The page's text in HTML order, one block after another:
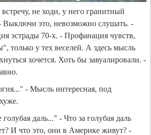
не ходи, у него гранитный
Выключи это, невозможно слушать. -
эстрады 70-х. - Профанация чувств,
только у тех веселей. А здесь мысль
хочется. Хоть бы завуалировали. -
- Мысль интересная, под
даль..." - Что за голубая даль
И что это, они в Америке живут? -